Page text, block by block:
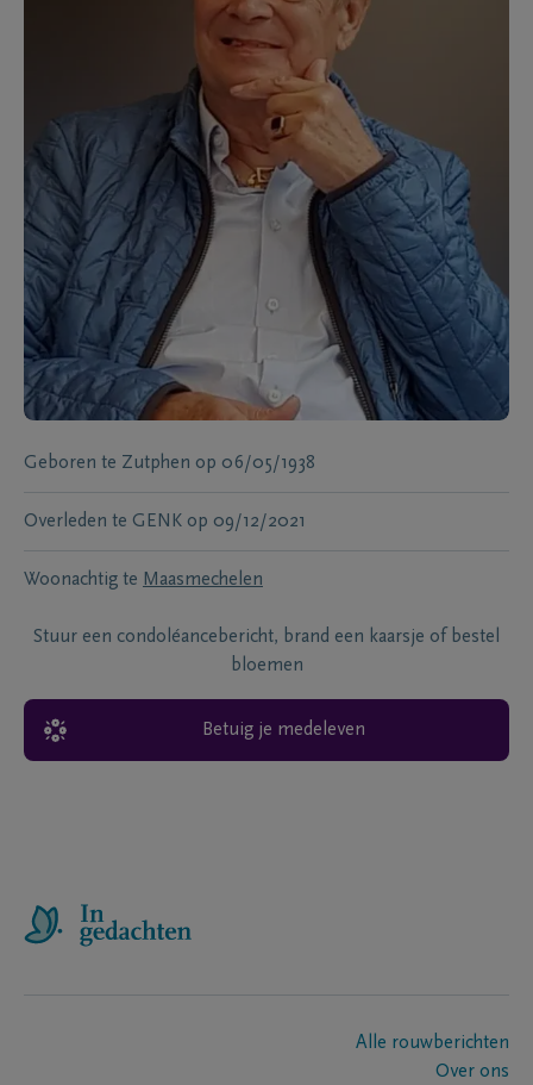
Geboren te Zutphen op 06/05/1938
Overleden te GENK op 09/12/2021
Woonachtig te Maasmechelen
Stuur een condoléancebericht, brand een kaarsje of bestel
bloemen
Betuig je medeleven
Alle rouwberichten
Over ons